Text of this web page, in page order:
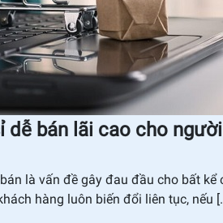
dễ bán lãi cao cho
là vấn đề gây đau đầu cho bất
hàng luôn biến đổi liên tục, nếu